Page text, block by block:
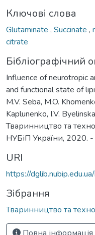
Ключові слова
Glutaminate , Succinate ,
citrate
Бібліографічний
Influence of neurotropic
and functional state of
M.V. Seba, M.O.
Kaplunenko, I.V.
Тваринництво та
НУБіП України, 2020.
URI
https://
Зібрання
Тваринництво та